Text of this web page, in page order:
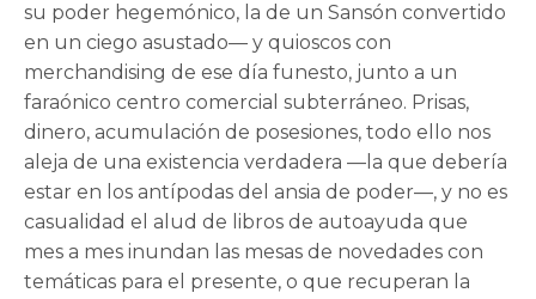
su poder hegemónico, la de un Sansón convertido
en un ciego asustado— y quioscos con
merchandising de ese día funesto, junto a un
faraónico centro comercial subterráneo. Prisas,
dinero, acumulación de posesiones, todo ello nos
aleja de una existencia verdadera —la que debería
estar en los antípodas del ansia de poder—, y no es
casualidad el alud de libros de autoayuda que
mes a mes inundan las mesas de novedades con
temáticas para el presente, o que recuperan la